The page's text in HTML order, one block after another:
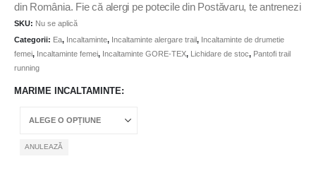
din România. Fie că alergi pe potecile din Postăvaru, te antrenezi
în condiții de noroi și ploaie sau abordezi porțiuni tehnice de trail,
acești pantofi de alergare montană îți garantează picioare uscate
Datorită membranei legendare
optim chiar și în timpul efortului intens.
SKU: Nu se aplică
Categorii: Ea, Incaltaminte, Incaltaminte alergare trail, Incaltaminte de drumetie
femei, Incaltaminte femei, Incaltaminte GORE-TEX, Lichidare de stoc, Pantofi trail
running
MARIME INCALTAMINTE
ANULEAZĂ